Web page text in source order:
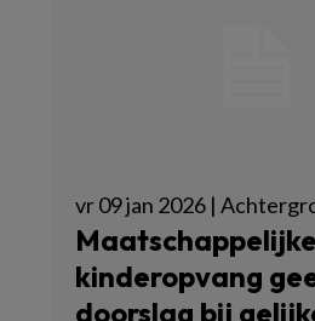
vr 09 jan 2026 |
kinderopvang
doorslag bij